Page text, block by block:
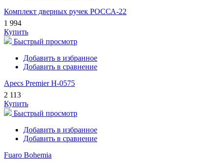
Комплект дверных ручек РОССА-22
1 994
Купить
Быстрый просмотр
Добавить в избранное
Добавить в сравнение
Apecs Premier H-0575
2 113
Купить
Быстрый просмотр
Добавить в избранное
Добавить в сравнение
Fuaro Bohemia